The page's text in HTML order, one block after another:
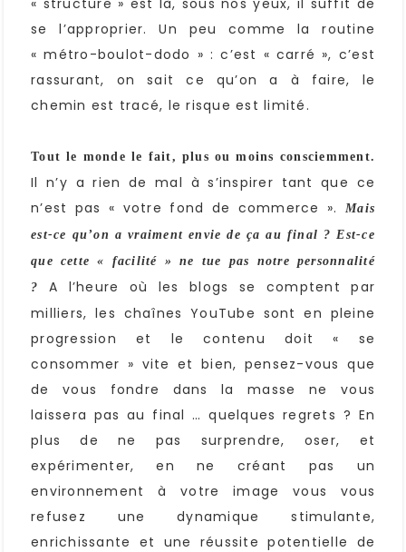
« structure » est là, sous nos yeux, il suffit de
se l’approprier. Un peu comme la routine
« métro-boulot-dodo » : c’est « carré », c’est
rassurant, on sait ce qu’on a à faire, le
chemin est tracé, le risque est limité.
Tout le monde le fait, plus ou moins consciemment.
Il n’y a rien de mal à s’inspirer tant que ce
n’est pas « votre fond de commerce ».
Mais
est-ce qu’on a vraiment envie de ça au final ? Est-ce
que cette « facilité » ne tue pas notre personnalité
? A l’heure où les blogs se comptent par
milliers, les chaînes YouTube sont en pleine
progression et le contenu doit « se
consommer » vite et bien, pensez-vous que
de vous fondre dans la masse ne vous
laissera pas au final … quelques regrets ? En
plus de ne pas surprendre, oser, et
expérimenter, en ne créant pas un
environnement à votre image vous vous
refusez une dynamique stimulante,
enrichissante et une réussite potentielle de